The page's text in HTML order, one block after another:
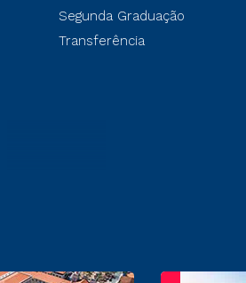
Segunda Graduação
Transferência